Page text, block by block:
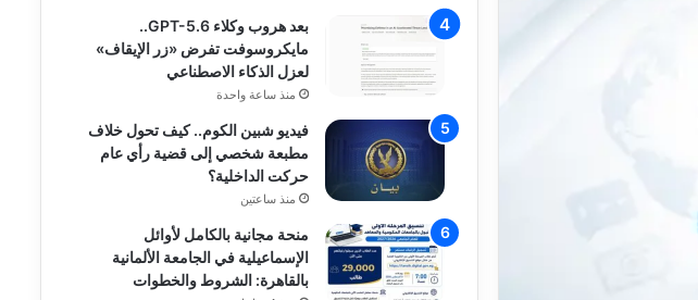
بعد هروب وكلاء GPT-5.6..
مايكروسوفت تفرض «زر الإيقاف»
لعزل الذكاء الاصطناعي
منذ ساعة واحدة
فيديو شبين الكوم.. كيف تحول خلاف
مطبعة شخصي إلى قضية رأي عام
حركت الداخلية؟
منذ ساعتين
منحة مجانية بالكامل لأوائل
الإسماعيلية في الجامعة الألمانية
بالقاهرة: الشروط والخطوات